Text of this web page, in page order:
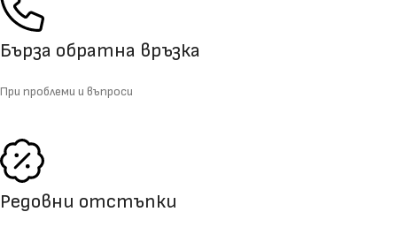
Бърза обратна връзка
При проблеми и въпроси
Редовни отстъпки